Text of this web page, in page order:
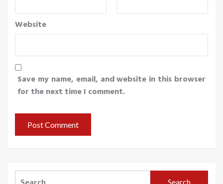
Website
Save my name, email, and website in this browser
for the next time I comment.